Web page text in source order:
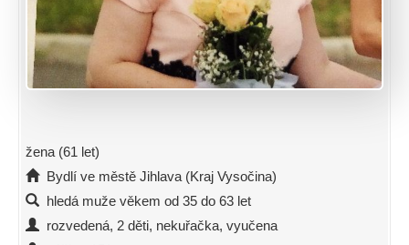
žena (61 let)
Bydlí ve městě Jihlava (Kraj Vysočina)
hledá muže věkem od 35 do 63 let
rozvedená, 2 děti, nekuřačka, vyučena